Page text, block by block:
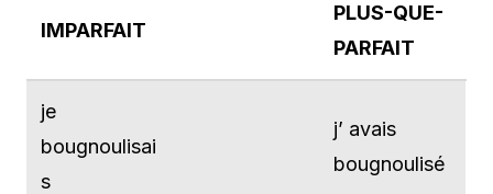
IMPARFAIT
PLUS-QUE-
PARFAIT
je
bougnoulisai
s
j’ avais
bougnoulisé